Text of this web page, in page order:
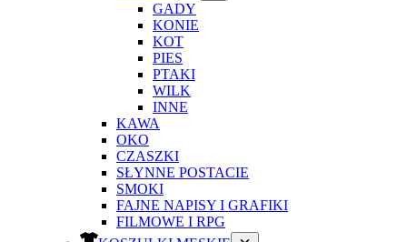
GADY
KONIE
KOT
PIES
PTAKI
WILK
INNE
KAWA
OKO
CZASZKI
SŁYNNE POSTACIE
SMOKI
FAJNE NAPISY I GRAFIKI
FILMOWE I RPG